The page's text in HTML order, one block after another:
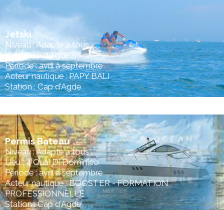
Jetski
Niveau : Adapté à tous
Lieu : Cap d'Agde
Période : avril à septembre
Acteur nautique : PAPY BALI
Station : Cap d'Agde
Permis Bateau
Niveau : Adapté à tous
Lieu : 4 Quai Di Dominico
Période : avril à septembre
Acteur nautique : BOOSTER - FORMATION
PROFESSIONNELLE
Station : Cap d'Agde